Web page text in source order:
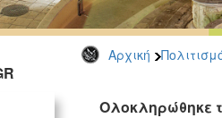
Αρχική
Ολοκληρώθηκε